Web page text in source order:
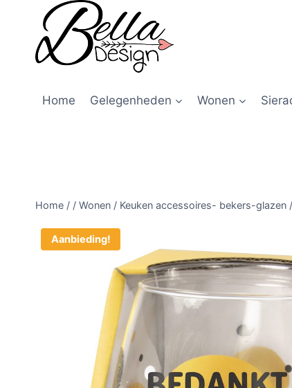
Home Gelegenheden Wonen
Home / / Wonen / Keuken accessoires- bekers-glazen /
Aanbieding!